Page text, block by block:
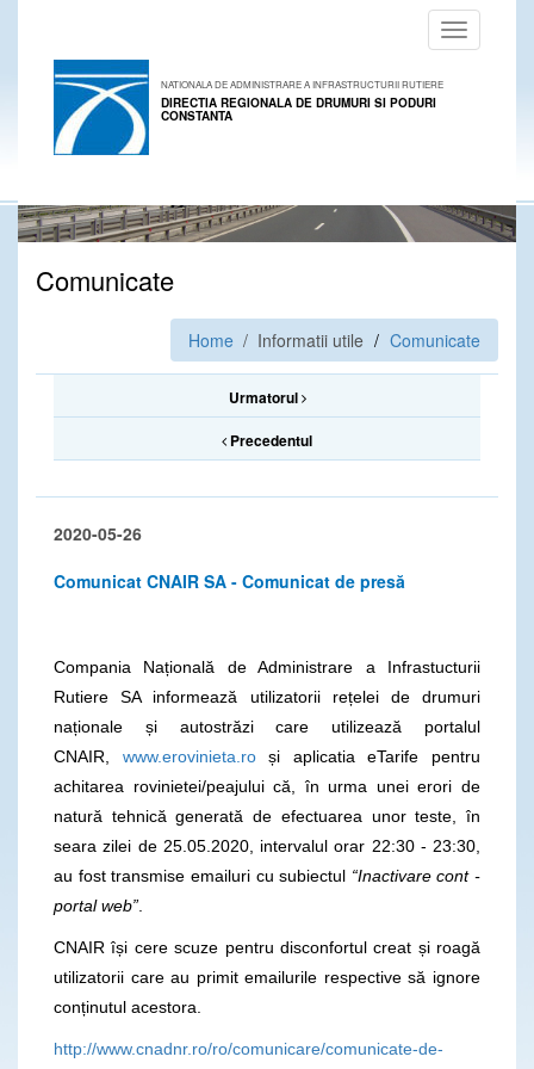
Toggle
navigation
NATIONALA DE ADMINISTRARE A INFRASTRUCTURII RUTIERE
DIRECTIA REGIONALA DE DRUMURI SI PODURI
CONSTANTA
Comunicate
Home / Informatii utile Comunicate
Urmatorul
Precedentul
2020-05-26
Comunicat CNAIR SA - Comunicat de presă
Compania Națională de Administrare a Infrastucturii
Rutiere SA informează utilizatorii rețelei de drumuri
naționale și autostrăzi care utilizează portalul
CNAIR, www.erovinieta.roși aplicatia eTarife pentru
achitarea rovinietei/peajului că, în urma unei erori de
natură tehnică generată de efectuarea unor teste, în
seara zilei de 25.05.2020, intervalul orar 22:30 - 23:30,
au fost transmise emailuri cu subiectul “Inactivare cont -
portal web”
CNAIR își cere scuze pentru disconfortul creat și roagă
utilizatorii care au primit emailurile respective să ignore
conținutul acestora.
http://www.cnadnr.ro/ro/comunicare/comunicate-de-